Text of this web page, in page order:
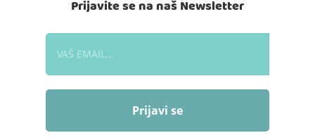
Prijavite se na naš Newsletter
Prijavi se